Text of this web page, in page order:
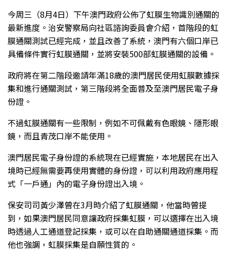
今周三（8月4日）下午澳門政府公佈了虹膜生物識別通關的
最新進度。治安警察局向社區諮詢委員會介紹，首階段的虹
膜通關測試已經完成，並且改善了系統，澳門有六個口岸已
具備條件實行虹膜通關，並將安裝500部虹膜通關的設備。
政府將在第二階段邀請年滿18歲的澳門居民使用虹膜數據採
集和進行通關測試，第三階段將全面普及至澳門居民電子身
份證。
不過虹膜通關有一些限制，例如不可佩戴有色眼鏡、隱形眼
鏡，而且青茂口岸不能使用。
澳門居民電子身份證的系統現在已經實施，本地居民在出入
境時已經無需要再使用實體的身份證，可以利用政府應用程
式「一戶通」內的電子身份證出入境。
保安司司黃少澤曾在3月時介紹了虹膜通關，他當時曾提
到，如果澳門居民同意讓政府採集虹膜，可以選擇在出入境
時透過人工通道登記採集，或可以在自助通關通道採集。而
他也強調，虹膜採集是自願性質的。